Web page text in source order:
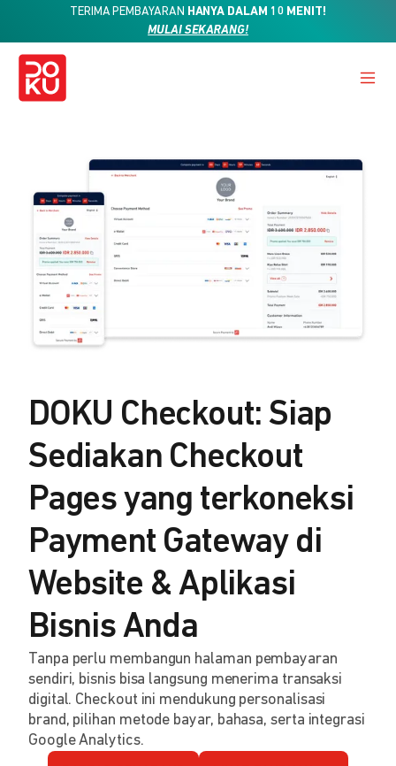
TERIMA PEMBAYARAN HANYA DALAM 10 MENIT!
MULAI SEKARANG!
DOKU Checkout: Siap
Sediakan Checkout
Pages yang terkoneksi
Payment Gateway di
Website & Aplikasi
Bisnis Anda
Tanpa perlu membangun halaman pembayaran
sendiri, bisnis bisa langsung menerima transaksi
digital. Checkout ini mendukung personalisasi
brand, pilihan metode bayar, bahasa, serta integrasi
Google Analytics.